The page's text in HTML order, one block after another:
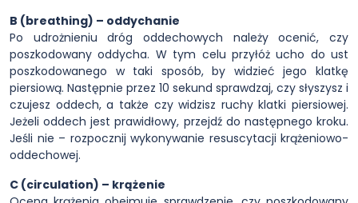
B (breathing) – oddychanie
Po udrożnieniu dróg oddechowych należy ocenić, czy
poszkodowany oddycha. W tym celu przyłóż ucho do ust
poszkodowanego w taki sposób, by widzieć jego klatkę
piersiową. Następnie przez 10 sekund sprawdzaj, czy słyszysz i
czujesz oddech, a także czy widzisz ruchy klatki piersiowej.
Jeżeli oddech jest prawidłowy, przejdź do następnego kroku.
Jeśli nie – rozpocznij wykonywanie resuscytacji krążeniowo-
oddechowej.
C (circulation) – krążenie